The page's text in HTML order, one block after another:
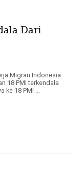
Dari
Migran Indonesia
18 PMI terkendala
ke 18 PMI ...